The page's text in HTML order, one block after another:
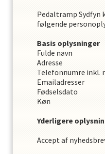
Pedaltramp Sydfyn
følgende
Basis oplysninger
Fulde navn
Adresse
Telefonnumre inkl.
Emailadresser
Fødselsdato
Køn
Yderligere
Accept af